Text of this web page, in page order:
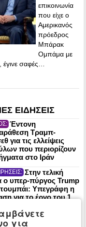
επικοινωνία
που είχε ο
Αμερικανός
πρόεδρος
Μπάρακ
Ομπάμα με
σαφές…
ΕΙΔΗΣΕΙΣ
Έντονη
Τραμπ-
για τις ελλείψεις
που περιορίζουν
στο Ιράν
Στην τελική
ο υπερ-πύργος Trump
Υπεγράφη η
για το έργο του 1
Χάρης Δούκας: «Η
για